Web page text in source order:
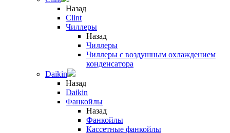
Назад
Clint
Чиллеры
Назад
Чиллеры
Чиллеры с воздушным охлаждением
конденсатора
Daikin
Назад
Daikin
Фанкойлы
Назад
Фанкойлы
Кассетные фанкойлы